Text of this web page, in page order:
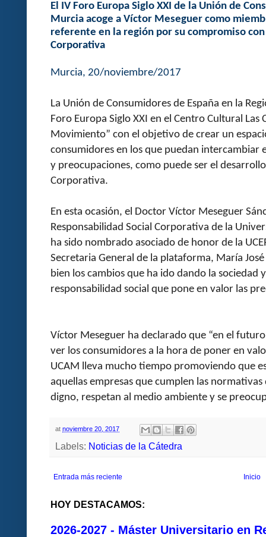
El IV Foro Europa Siglo XXI de la Unión de
Murcia acoge a Víctor Meseguer como
referente en la región por su compromiso
Corporativa
Murcia, 20/noviembre/2017
La Unión de Consumidores de España en la
Foro Europa Siglo XXI en el Centro Cultural
Movimiento” con el objetivo de crear un
consumidores en los que puedan intercambiar
y preocupaciones, como puede ser el
Corporativa.
En esta ocasión, el Doctor Víctor Meseguer
Responsabilidad Social Corporativa de la
ha sido nombrado asociado de honor de la
Secretaria General de la plataforma, María
bien los cambios que ha ido dando la sociedad
responsabilidad social que pone en valor las
Víctor Meseguer ha declarado que “en el
ver los consumidores a la hora de poner en
UCAM lleva mucho tiempo promoviendo que
aquellas empresas que cumplen las
digno, respetan al medio ambiente y se
at noviembre 20, 2017
Labels: Noticias de la Cátedra
Entrada más reciente Inicio
HOY DESTACAMOS:
2026-2027 - Máster Universitario en